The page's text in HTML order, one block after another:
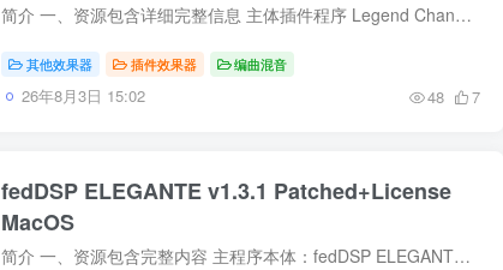
简介 一、资源包含详细完整信息 主体插件程序 Legend Channel v1.24 核心处理插件本体，完整编译版本，无功能阉割 插件二进制文件：VST3、AAX、AU 三种主流音频插件格式安装文件 预设音色库 原...
其他效果器 插件效果器 编曲混音
26年8月3日 15:02 48 7
fedDSP ELEGANTE v1.3.1 Patched+License
MacOS
简介 一、资源包含完整内容 主程序本体：fedDSP ELEGANTE v1.3.1 macOS 原生图形界面安装包，适配 macOS 专属编译版本，完整 GUI 可视化操作面板文件 授权配套文件：官方标准 License 授权证...